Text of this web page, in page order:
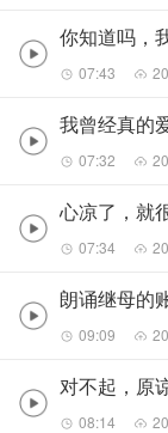
你知道吗，
07:43
我曾经真的
07:32
心凉了，就
07:34
朗诵继母的
09:09
对不起，原
08:14